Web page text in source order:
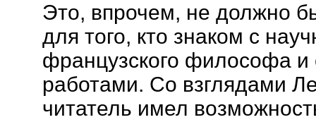
Это, впрочем, не должно
для того, кто знаком с
французского философа и
работами. Со взглядами
читатель имел